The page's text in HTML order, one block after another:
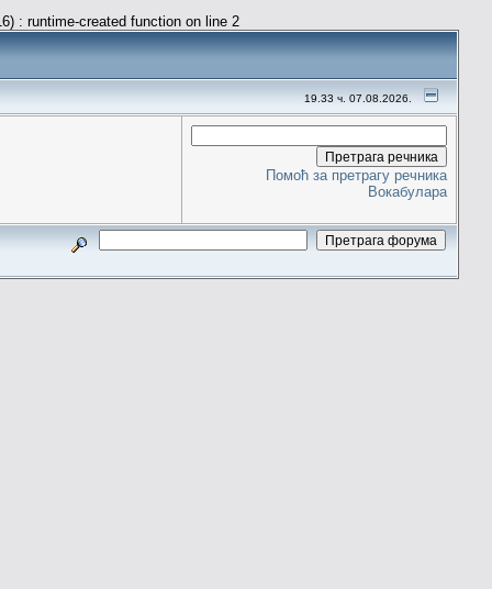
: runtime-created function on line 2
19.33 ч. 07.08.2026.
Помоћ за претрагу речника
Вокабулара